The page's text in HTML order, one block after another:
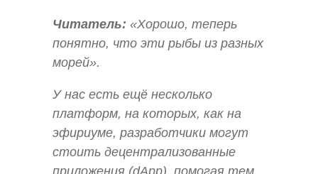
Читатель: «Хорошо, теперь
понятно, что эти рыбы из разных
морей».
У нас есть ещё несколько
платформ, на которых, как на
эфириуме, разработчики могут
стоить децентрализованные